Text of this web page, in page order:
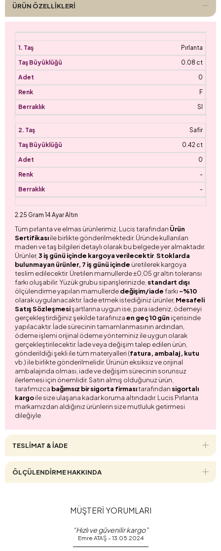
ÜRÜN ÖZELLIKLERI
Pırlanta
0.08 ct
0
F
SI
Safir
0.42 ct
0
-
-
2.25 Gram 14 Ayar Altın
Tüm pırlanta ve elmas ürünlerimiz, Lucis tarafından Ürün
Sertifikasıile birlikte gönderilmektedir. Üründe kullanılan
maden ve taş bilgileri detaylı olarak bu belgede yer almaktadır.
Ürünler,3 iş günü içinde kargoya verilecektir. Stoklarda
bulunmayan ürünler, 7 iş günü içinde üretilerek kargoya
teslim edilecektir. Üretilen mamullerde ±0,05 gr altın toleransı
farkı oluşabilir. Yüzük grubu siparişlerinizde, standart dışı
ölçülendirme yapılan mamullerdedeğişim/iadefarkı -%10
olarak uygulanacaktır. İade etmek istediğiniz ürünler, Mesafeli
Satış Sözleşmesişartlarına uygun ise, para iadeniz, ödemeyi
gerçekleştirdiğiniz şekilde tarafınızaen geç 10 gün içerisinde
yapılacaktır. İade sürecinin tamamlanmasının ardından,
ödeme işlemi orijinal ödeme yönteminiz ile uygun olarak
gerçekleştirilecektir. İade veya değişim talep edilen ürün,
gönderildiği şekli ile tüm materyalleri (fatura, ambalaj, kutu
vb.) ile birlikte gönderilmelidir. Ürünün eksiksiz ve orijinal
ambalajında olması, iade ve değişim sürecinin sorunsuz
ilerlemesi için önemlidir. Satın almış olduğunuz ürün,
tarafımızca bağımsız bir sigorta firmasıtarafından sigortalı
kargoile size ulaşana kadar koruma altındadır. Lucis Pırlanta
markamızdan aldığınız ürünlerin size mutluluk getirmesi
dileğiyle
TESLİMAT & İADE
ÖLÇÜLENDİRME HAKKINDA
MÜŞTERİ YORUMLARI
“Hızlı ve güvenilir kargo”
Emre ATAŞ - 13.05.2024